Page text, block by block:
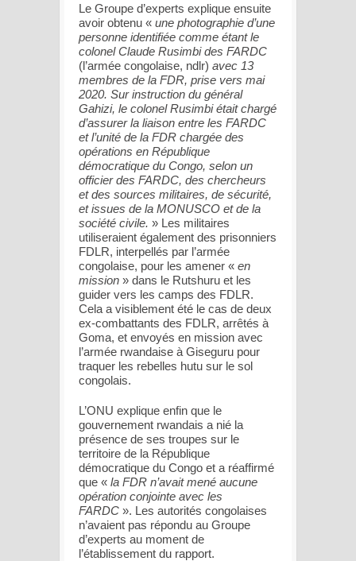
Le Groupe d’experts explique ensuite
avoir obtenu « une photographie d’une
personne identifiée comme étant le
colonel Claude Rusimbi des FARDC
(l’armée congolaise, ndlr) avec 13
membres de la FDR, prise vers mai
2020. Sur instruction du général
Gahizi, le colonel Rusimbi était chargé
d’assurer la liaison entre les FARDC
et l’unité de la FDR chargée des
opérations en République
démocratique du Congo, selon un
officier des FARDC, des chercheurs
et des sources militaires, de sécurité,
et issues de la MONUSCO et de la
société civile. » Les militaires
utiliseraient également des prisonniers
FDLR, interpellés par l’armée
congolaise, pour les amener « en
mission » dans le Rutshuru et les
guider vers les camps des FDLR.
Cela a visiblement été le cas de deux
ex-combattants des FDLR, arrêtés à
Goma, et envoyés en mission avec
l’armée rwandaise à Giseguru pour
traquer les rebelles hutu sur le sol
congolais.
L’ONU explique enfin que le
gouvernement rwandais a nié la
présence de ses troupes sur le
territoire de la République
démocratique du Congo et a réaffirmé
que « la FDR n’avait mené aucune
opération conjointe avec les
FARDC ». Les autorités congolaises
n’avaient pas répondu au Groupe
d’experts au moment de
l’établissement du rapport.